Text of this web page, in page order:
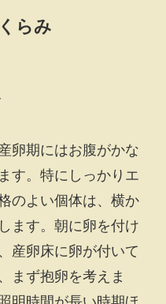
らみ
卵期にはお腹がかな
す。特にしっかりエ
のよい個体は、横か
ます。朝に卵を付け
産卵床に卵が付いて
まず抱卵を考えま